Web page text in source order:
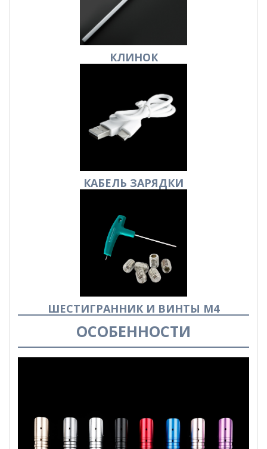
КЛИНОК
КАБЕЛЬ ЗАРЯДКИ
ШЕСТИГРАННИК И ВИНТЫ М4
ОСОБЕННОСТИ